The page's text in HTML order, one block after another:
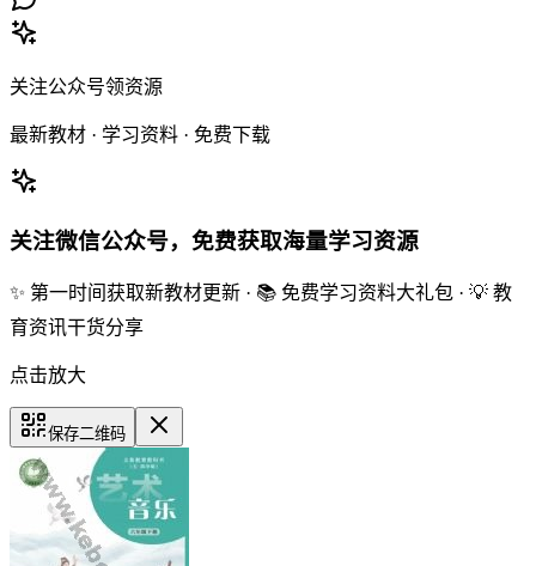
关注公众号领资源
最新教材 · 学习资料 · 免费下载
关注微信公众号，免费获取海量学习资源
✨ 第一时间获取新教材更新 · 📚 免费学习资料大礼包 · 💡 教
育资讯干货分享
点击放大
保存二维码